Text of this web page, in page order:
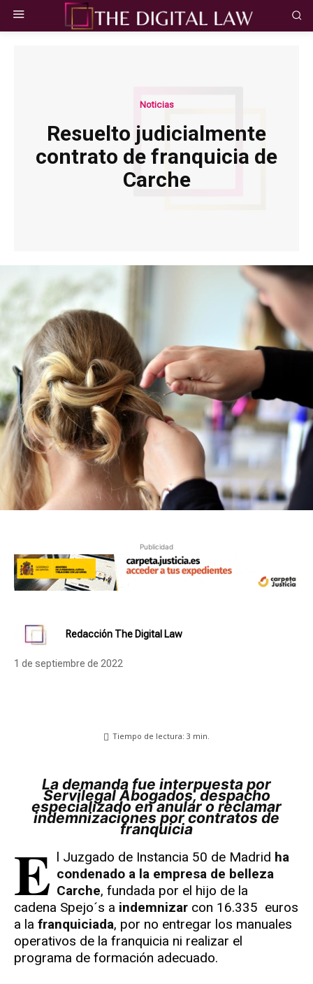
Noticias
Resuelto judicialmente
contrato de franquicia de
Carche
Publicidad
Redacción The Digital Law
1 de septiembre de 2022
Tiempo de lectura: 3 min.
La demanda fue interpuesta por
Servilegal Abogados, despacho
especializado en anular o reclamar
indemnizaciones por contratos de
franquicia
E l Juzgado de Instancia 50 de Madrid ha
condenado a la empresa de belleza
Carche, fundada por el hijo de la
cadena Spejo´s a indemnizar con 16.335 euros
a la franquiciada, por no entregar los manuales
operativos de la franquicia ni realizar el
programa de formación adecuado.